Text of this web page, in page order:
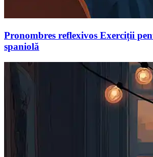
Pronombres reflexivos Exerciții
spaniolă